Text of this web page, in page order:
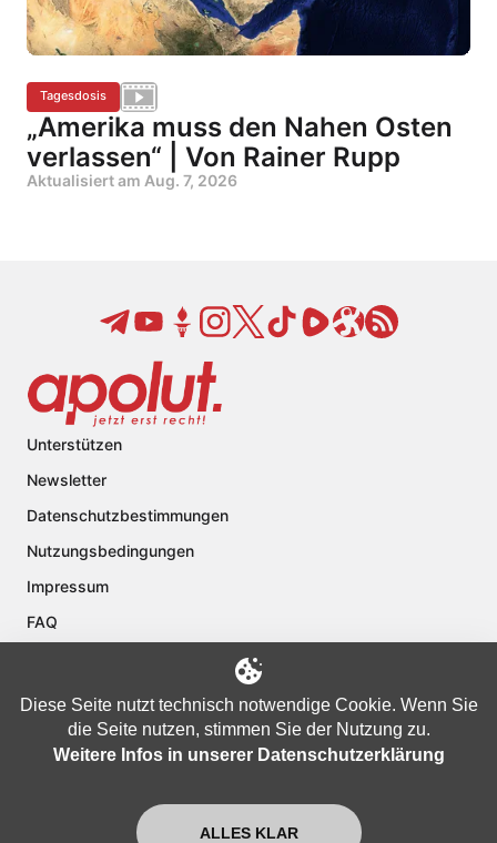
Tagesdosis
„Amerika muss den Nahen Osten
verlassen“ | Von Rainer Rupp
Aktualisiert am Aug. 7, 2026
Unterstützen
Newsletter
Datenschutzbestimmungen
Nutzungsbedingungen
Impressum
FAQ
Copyright © 2024 apolut | Jetzt erst recht!. Published apolut Creatives
Diese Seite nutzt technisch notwendige Cookie. Wenn Sie
die Seite nutzen, stimmen Sie der Nutzung zu.
Weitere Infos in unserer Datenschutzerklärung
ALLES KLAR